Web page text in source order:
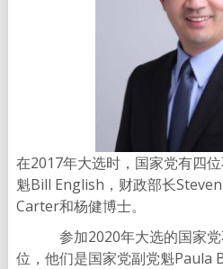
在2017年大选时，国家党有四
魁Bill English，财政部长
Carter和杨健博士。
参加2020年大选的国家党
位，他们是国家党副党魁Paula